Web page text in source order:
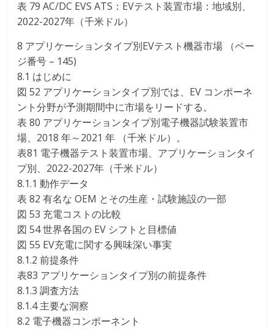
表 79 AC/DC EVS ATS：EVテスト装置市場：地域別、
2022-2027年（千米ドル）
8 アプリケーションタイプ別EVテスト機器市場 （ペー
ジ番号 – 145)
8.1 はじめに
図 52 アプリケーションタイプ別では、EV コンポーネ
ント分野が予測期間中に市場をリードする。
表 80 アプリケーションタイプ別電子機器試験装置市
場、2018 年～2021 年 （千米ドル）。
表81 電子機器テスト装置市場、アプリケーションタイ
プ別、2022-2027年（千米ドル）
8.1.1 動作データ
表 82 有名な OEM とその生産・試験施設の一部
図 53 充電コストの比較
図 54 世界各国の EV シフトと目標値
図 55 EV充電に関する興味深い事実
8.1.2 前提条件
表83 アプリケーションタイプ別の前提条件
8.1.3 調査方法
8.1.4 主要な洞察
8.2 電子機器コンポーネント